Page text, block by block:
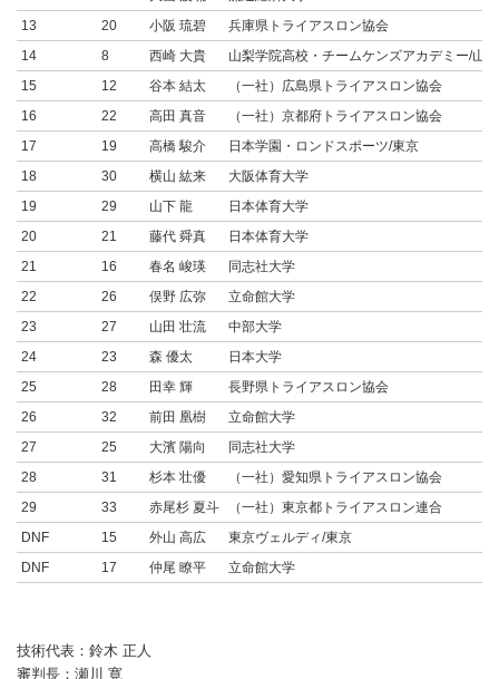
13
20 小阪 琉碧
兵庫県トライアスロン協会
14
8 西崎 大貴
山梨学院高校・チームケンズアカデミー/山梨
15
12 谷本 結太
（一社）広島県トライアスロン協会
16
22 高田 真音
（一社）京都府トライアスロン協会
17
19 高橋 駿介
日本学園・ロンドスポーツ/東京
18
30 横山 紘来
大阪体育大学
19
29 山下 龍
日本体育大学
20
21 藤代 舜真
日本体育大学
21
16 春名 峻瑛
同志社大学
22
26 俣野 広弥
立命館大学
23
27 山田 壮流
中部大学
24
23 森 優太
日本大学
25
28 田幸 輝
長野県トライアスロン協会
26
32 前田 凰樹
立命館大学
27
25 大濱 陽向
同志社大学
28
31 杉本 壮優
（一社）愛知県トライアスロン協会
29
33 赤尾杉 夏斗
（一社）東京都トライアスロン連合
DNF
15 外山 高広
東京ヴェルディ/東京
DNF
17 仲尾 瞭平 立命館大学
技術代表：鈴木 正人
審判長：瀬川 寛